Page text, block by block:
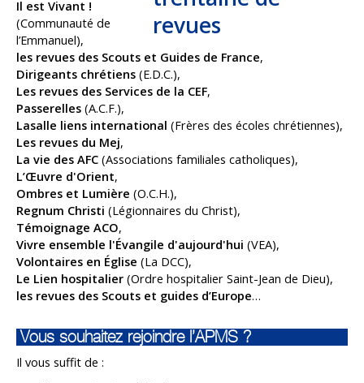
revues
Il est Vivant !
(Communauté de
l’Emmanuel),
les revues des Scouts et Guides de France,
Dirigeants chrétiens (E.D.C.),
Les revues des Services de la CEF,
Passerelles (A.C.F.),
Lasalle liens international (Frères des écoles chrétiennes),
Les revues du Mej,
La vie des AFC (Associations familiales catholiques),
L’Œuvre d'Orient,
Ombres et Lumière (O.C.H.),
Regnum Christi (Légionnaires du Christ),
Témoignage ACO,
Vivre ensemble l'Évangile d'aujourd'hui (VEA),
Volontaires en Église (La DCC),
Le Lien hospitalier (Ordre hospitalier Saint-Jean de Dieu),
les revues des Scouts et guides d’Europe…
Vous souhaitez rejoindre l’APMS ?
Il vous suffit de :